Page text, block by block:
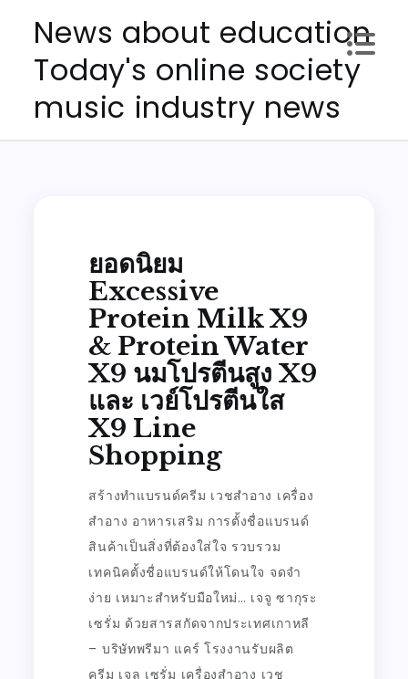
content
News about education
Today's online society
music industry news
ยอดนิยม
Excessive
Protein Milk X9
& Protein Water
X9 นมโปรตีนสูง X9
และ เวย์โปรตีนใส
X9 Line
Shopping
สร้างทำแบรนด์ครีม เวชสำอาง เครื่อง
สำอาง อาหารเสริม การตั้งชื่อแบรนด์
สินค้าเป็นสิ่งที่ต้องใส่ใจ รวบรวม
เทคนิคตั้งชื่อแบรนด์ให้โดนใจ จดจำ
ง่าย เหมาะสำหรับมือใหม่… เจจู ซากุระ
เซรั่ม ด้วยสารสกัดจากประเทศเกาหลี
– บริษัทพรีมา แคร์ โรงงานรับผลิต
ครีม เจล เซรั่ม เครื่องสำอาง เวช